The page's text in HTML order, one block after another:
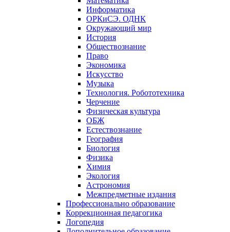
Информатика
ОРКиСЭ. ОДНК
Окружающий мир
История
Обществознание
Право
Экономика
Искусство
Музыка
Технология. Робототехника
Черчение
Физическая культура
ОБЖ
Естествознание
География
Биология
Физика
Химия
Экология
Астрономия
Межпредметные издания
Профессионально образование
Коррекционная педагогика
Логопедия